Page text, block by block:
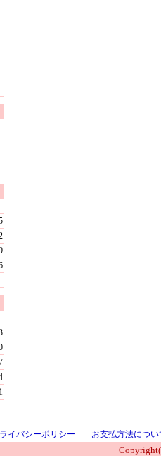
イバシーポリシー
お支払方法につい